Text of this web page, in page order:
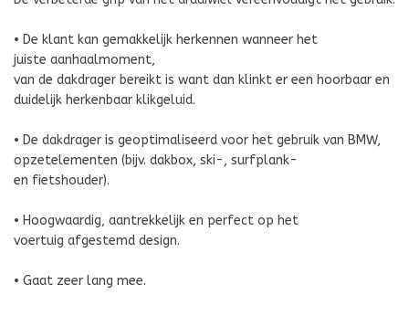
• De klant kan gemakkelijk herkennen wanneer het
juiste aanhaalmoment,
van de dakdrager bereikt is want dan klinkt er een hoorbaar en
duidelijk herkenbaar klikgeluid.
• De dakdrager is geoptimaliseerd voor het gebruik van BMW,
opzetelementen (bijv. dakbox, ski-, surfplank-
en fietshouder).
• Hoogwaardig, aantrekkelijk en perfect op het
voertuig afgestemd design.
• Gaat zeer lang mee.